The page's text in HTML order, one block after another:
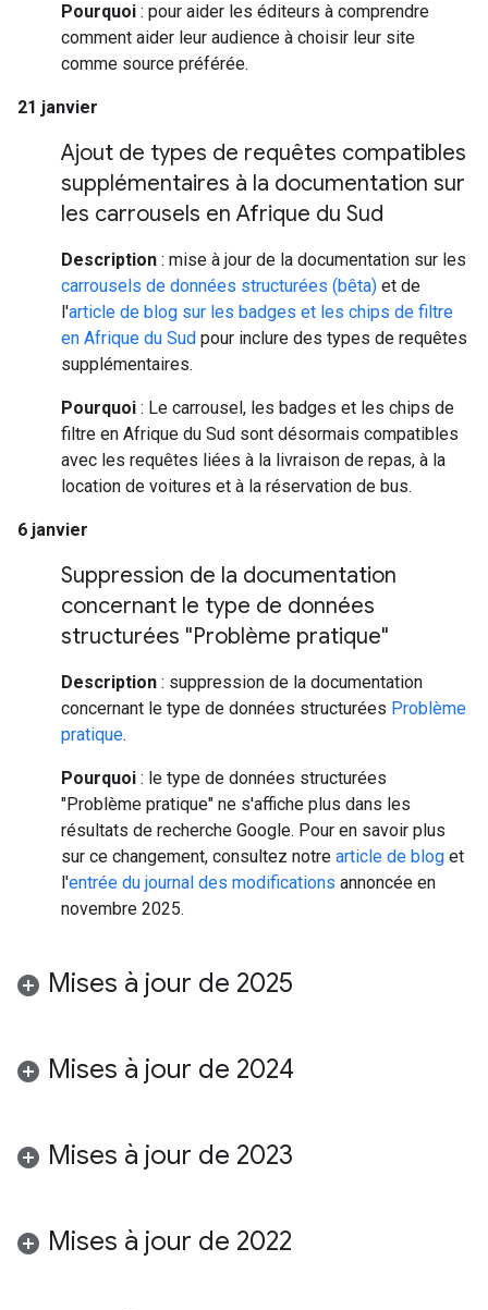
Pourquoi : pour aider les éditeurs à comprendre
comment aider leur audience à choisir leur site
comme source préférée.
21 janvier
Ajout de types de requêtes compatibles
supplémentaires à la documentation sur
les carrousels en Afrique du Sud
Description : mise à jour de la documentation sur les
carrousels de données structurées (bêta) et de
l'article de blog sur les badges et les chips de filtre
en Afrique du Sud pour inclure des types de requêtes
supplémentaires.
Pourquoi : Le carrousel, les badges et les chips de
filtre en Afrique du Sud sont désormais compatibles
avec les requêtes liées à la livraison de repas, à la
location de voitures et à la réservation de bus.
6 janvier
Suppression de la documentation
concernant le type de données
structurées "Problème pratique"
Description : suppression de la documentation
concernant le type de données structurées Problème
pratique.
Pourquoi : le type de données structurées
"Problème pratique" ne s'affiche plus dans les
résultats de recherche Google. Pour en savoir plus
sur ce changement, consultez notre article de blog et
l'entrée du journal des modifications annoncée en
novembre 2025.
Mises à jour de 2025
Mises à jour de 2024
Mises à jour de 2023
Mises à jour de 2022